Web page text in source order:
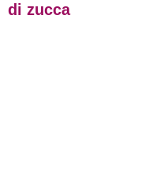
di zucca